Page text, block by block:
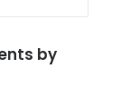
by